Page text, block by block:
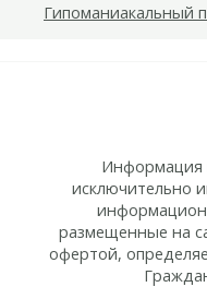
Гипоманиакальный
Информация
исключительно
размещенные на
офертой,